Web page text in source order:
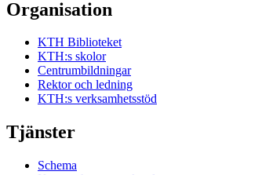
Organisation
KTH Biblioteket
KTH:s skolor
Centrumbildningar
Rektor och ledning
KTH:s verksamhetsstöd
Tjänster
Schema